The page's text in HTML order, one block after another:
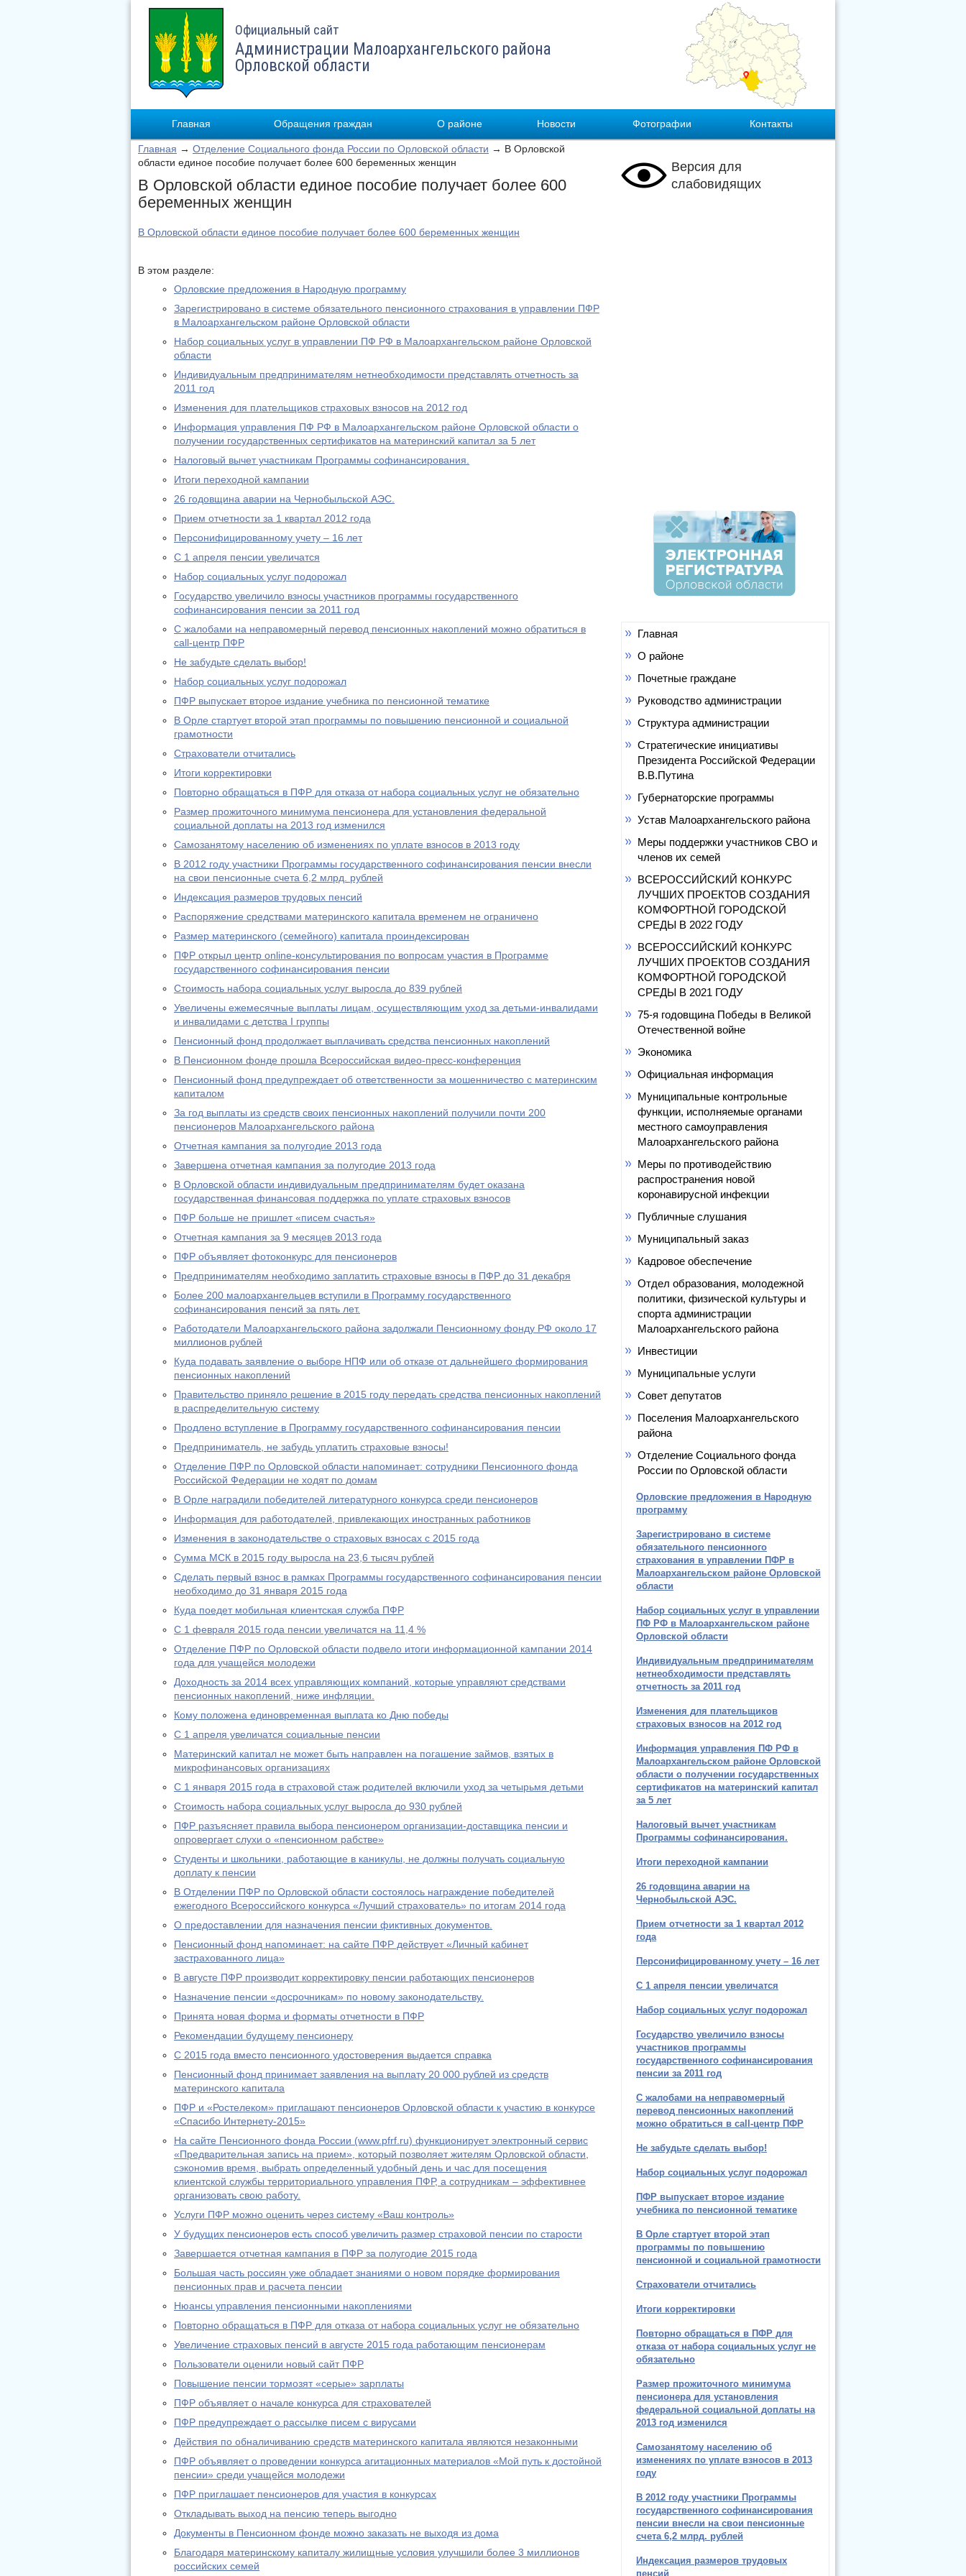
Официальный сайт
Администрации Малоархангельского района
Орловской области
Главная Обращения граждан О районе Новости Фотографии Контакты
Главная → Отделение Социального фонда России по Орловской области → В Орловской
области единое пособие получает более 600 беременных женщин
В Орловской области единое пособие получает более 600
беременных женщин
В Орловской области единое пособие получает более 600 беременных женщин
В этом разделе:
Орловские предложения в Народную программу
Зарегистрировано в системе обязательного пенсионного страхования в управлении ПФР
в Малоархангельском районе Орловской области
Набор социальных услуг в управлении ПФ РФ в Малоархангельском районе Орловской
области
Индивидуальным предпринимателям нетнеобходимости представлять отчетность за
2011 год
Изменения для плательщиков страховых взносов на 2012 год
Информация управления ПФ РФ в Малоархангельском районе Орловской области о
получении государственных сертификатов на материнский капитал за 5 лет
Налоговый вычет участникам Программы софинансирования.
Итоги переходной кампании
26 годовщина аварии на Чернобыльской АЭС.
Прием отчетности за 1 квартал 2012 года
Персонифицированному учету – 16 лет
С 1 апреля пенсии увеличатся
Набор социальных услуг подорожал
Государство увеличило взносы участников программы государственного
софинансирования пенсии за 2011 год
С жалобами на неправомерный перевод пенсионных накоплений можно обратиться в
call-центр ПФР
Не забудьте сделать выбор!
Набор социальных услуг подорожал
ПФР выпускает второе издание учебника по пенсионной тематике
В Орле стартует второй этап программы по повышению пенсионной и социальной
грамотности
Страхователи отчитались
Итоги корректировки
Повторно обращаться в ПФР для отказа от набора социальных услуг не обязательно
Размер прожиточного минимума пенсионера для установления федеральной
социальной доплаты на 2013 год изменился
Самозанятому населению об изменениях по уплате взносов в 2013 году
В 2012 году участники Программы государственного софинансирования пенсии внесли
на свои пенсионные счета 6,2 млрд. рублей
Индексация размеров трудовых пенсий
Распоряжение средствами материнского капитала временем не ограничено
Размер материнского (семейного) капитала проиндексирован
ПФР открыл центр online-консультирования по вопросам участия в Программе
государственного софинансирования пенсии
Стоимость набора социальных услуг выросла до 839 рублей
Увеличены ежемесячные выплаты лицам, осуществляющим уход за детьми-инвалидами
и инвалидами с детства I группы
Пенсионный фонд продолжает выплачивать средства пенсионных накоплений
В Пенсионном фонде прошла Всероссийская видео-пресс-конференция
Пенсионный фонд предупреждает об ответственности за мошенничество с материнским
капиталом
За год выплаты из средств своих пенсионных накоплений получили почти 200
пенсионеров Малоархангельского района
Отчетная кампания за полугодие 2013 года
Завершена отчетная кампания за полугодие 2013 года
В Орловской области индивидуальным предпринимателям будет оказана
государственная финансовая поддержка по уплате страховых взносов
ПФР больше не пришлет «писем счастья»
Отчетная кампания за 9 месяцев 2013 года
ПФР объявляет фотоконкурс для пенсионеров
Предпринимателям необходимо заплатить страховые взносы в ПФР до 31 декабря
Более 200 малоархангельцев вступили в Программу государственного
софинансирования пенсий за пять лет.
Работодатели Малоархангельского района задолжали Пенсионному фонду РФ около 17
миллионов рублей
Куда подавать заявление о выборе НПФ или об отказе от дальнейшего формирования
пенсионных накоплений
Правительство приняло решение в 2015 году передать средства пенсионных накоплений
в распределительную систему
Продлено вступление в Программу государственного софинансирования пенсии
Предприниматель, не забудь уплатить страховые взносы!
Отделение ПФР по Орловской области напоминает: сотрудники Пенсионного фонда
Российской Федерации не ходят по домам
В Орле наградили победителей литературного конкурса среди пенсионеров
Информация для работодателей, привлекающих иностранных работников
Изменения в законодательстве о страховых взносах с 2015 года
Сумма МСК в 2015 году выросла на 23,6 тысяч рублей
Сделать первый взнос в рамках Программы государственного софинансирования пенсии
необходимо до 31 января 2015 года
Куда поедет мобильная клиентская служба ПФР
С 1 февраля 2015 года пенсии увеличатся на 11,4 %
Отделение ПФР по Орловской области подвело итоги информационной кампании 2014
года для учащейся молодежи
Доходность за 2014 всех управляющих компаний, которые управляют средствами
пенсионных накоплений, ниже инфляции.
Кому положена единовременная выплата ко Дню победы
С 1 апреля увеличатся социальные пенсии
Материнский капитал не может быть направлен на погашение займов, взятых в
микрофинансовых организациях
С 1 января 2015 года в страховой стаж родителей включили уход за четырьмя детьми
Стоимость набора социальных услуг выросла до 930 рублей
ПФР разъясняет правила выбора пенсионером организации-доставщика пенсии и
опровергает слухи о «пенсионном рабстве»
Студенты и школьники, работающие в каникулы, не должны получать социальную
доплату к пенсии
В Отделении ПФР по Орловской области состоялось награждение победителей
ежегодного Всероссийского конкурса «Лучший страхователь» по итогам 2014 года
О предоставлении для назначения пенсии фиктивных документов.
Пенсионный фонд напоминает: на сайте ПФР действует «Личный кабинет
застрахованного лица»
В августе ПФР производит корректировку пенсии работающих пенсионеров
Назначение пенсии «досрочникам» по новому законодательству.
Принята новая форма и форматы отчетности в ПФР
Рекомендации будущему пенсионеру
С 2015 года вместо пенсионного удостоверения выдается справка
Пенсионный фонд принимает заявления на выплату 20 000 рублей из средств
материнского капитала
ПФР и «Ростелеком» приглашают пенсионеров Орловской области к участию в конкурсе
«Спасибо Интернету-2015»
На сайте Пенсионного фонда России (www.pfrf.ru) функционирует электронный сервис
«Предварительная запись на прием», который позволяет жителям Орловской области,
сэкономив время, выбрать определенный удобный день и час для посещения
клиентской службы территориального управления ПФР, а сотрудникам – эффективнее
организовать свою работу.
Услуги ПФР можно оценить через систему «Ваш контроль»
У будущих пенсионеров есть способ увеличить размер страховой пенсии по старости
Завершается отчетная кампания в ПФР за полугодие 2015 года
Большая часть россиян уже обладает знаниями о новом порядке формирования
пенсионных прав и расчета пенсии
Нюансы управления пенсионными накоплениями
Повторно обращаться в ПФР для отказа от набора социальных услуг не обязательно
Увеличение страховых пенсий в августе 2015 года работающим пенсионерам
Пользователи оценили новый сайт ПФР
Повышение пенсии тормозят «серые» зарплаты
ПФР объявляет о начале конкурса для страхователей
ПФР предупреждает о рассылке писем с вирусами
Действия по обналичиванию средств материнского капитала являются незаконными
ПФР объявляет о проведении конкурса агитационных материалов «Мой путь к достойной
пенсии» среди учащейся молодежи
ПФР приглашает пенсионеров для участия в конкурсах
Откладывать выход на пенсию теперь выгодно
Документы в Пенсионном фонде можно заказать не выходя из дома
Благодаря материнскому капиталу жилищные условия улучшили более 3 миллионов
российских семей
Версия для
слабовидящих
Главная
О районе
Почетные граждане
Руководство администрации
Структура администрации
Стратегические инициативы
Президента Российской Федерации
В.В.Путина
Губернаторские программы
Устав Малоархангельского района
Меры поддержки участников СВО и
членов их семей
ВСЕРОССИЙСКИЙ КОНКУРС
ЛУЧШИХ ПРОЕКТОВ СОЗДАНИЯ
КОМФОРТНОЙ ГОРОДСКОЙ
СРЕДЫ В 2022 ГОДУ
ВСЕРОССИЙСКИЙ КОНКУРС
ЛУЧШИХ ПРОЕКТОВ СОЗДАНИЯ
КОМФОРТНОЙ ГОРОДСКОЙ
СРЕДЫ В 2021 ГОДУ
75-я годовщина Победы в Великой
Отечественной войне
Экономика
Официальная информация
Муниципальные контрольные
функции, исполняемые органами
местного самоуправления
Малоархангельского района
Меры по противодействию
распространения новой
коронавирусной инфекции
Публичные слушания
Муниципальный заказ
Кадровое обеспечение
Отдел образования, молодежной
политики, физической культуры и
спорта администрации
Малоархангельского района
Инвестиции
Муниципальные услуги
Совет депутатов
Поселения Малоархангельского
района
Отделение Социального фонда
России по Орловской области
Орловские предложения в Народную
программу
Зарегистрировано в системе
обязательного пенсионного
страхования в управлении ПФР в
Малоархангельском районе Орловской
области
Набор социальных услуг в управлении
ПФ РФ в Малоархангельском районе
Орловской области
Индивидуальным предпринимателям
нетнеобходимости представлять
отчетность за 2011 год
Изменения для плательщиков
страховых взносов на 2012 год
Информация управления ПФ РФ в
Малоархангельском районе Орловской
области о получении государственных
сертификатов на материнский капитал
за 5 лет
Налоговый вычет участникам
Программы софинансирования.
Итоги переходной кампании
26 годовщина аварии на
Чернобыльской АЭС.
Прием отчетности за 1 квартал 2012
года
Персонифицированному учету – 16 лет
С 1 апреля пенсии увеличатся
Набор социальных услуг подорожал
Государство увеличило взносы
участников программы
государственного софинансирования
пенсии за 2011 год
С жалобами на неправомерный
перевод пенсионных накоплений
можно обратиться в call-центр ПФР
Не забудьте сделать выбор!
Набор социальных услуг подорожал
ПФР выпускает второе издание
учебника по пенсионной тематике
В Орле стартует второй этап
программы по повышению
пенсионной и социальной грамотности
Страхователи отчитались
Итоги корректировки
Повторно обращаться в ПФР для
отказа от набора социальных услуг не
обязательно
Размер прожиточного минимума
пенсионера для установления
федеральной социальной доплаты на
2013 год изменился
Самозанятому населению об
изменениях по уплате взносов в 2013
году
В 2012 году участники Программы
государственного софинансирования
пенсии внесли на свои пенсионные
счета 6,2 млрд. рублей
Индексация размеров трудовых
пенсий